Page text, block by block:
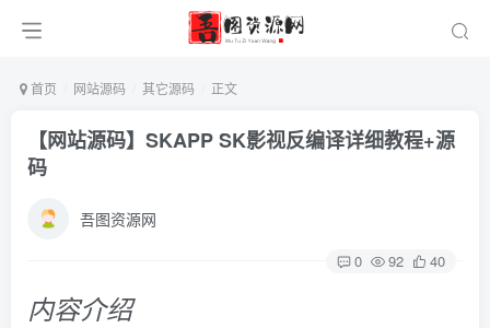
首页 网站源码 其它源码 正文
【网站源码】SKAPP SK影视反编译详细教程+源
码
吾图资源网
0 92 40
内容介绍